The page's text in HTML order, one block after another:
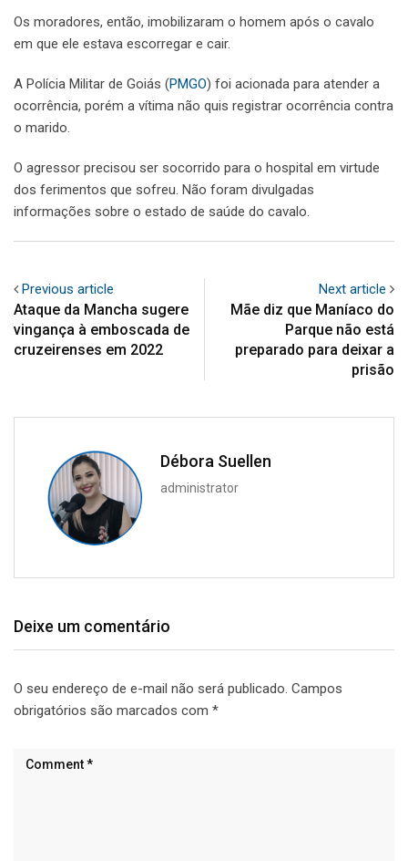
Os moradores, então, imobilizaram o homem após o cavalo
em que ele estava escorregar e cair.
A Polícia Militar de Goiás (PMGO) foi acionada para atender a
ocorrência, porém a vítima não quis registrar ocorrência contra
o marido.
O agressor precisou ser socorrido para o hospital em virtude
dos ferimentos que sofreu. Não foram divulgadas
informações sobre o estado de saúde do cavalo.
Previous article
Ataque da Mancha sugere
vingança à emboscada de
cruzeirenses em 2022
Next article
Mãe diz que Maníaco do
Parque não está
preparado para deixar a
prisão
Débora Suellen
administrator
Deixe um comentário
O seu endereço de e-mail não será publicado. Campos
obrigatórios são marcados com *